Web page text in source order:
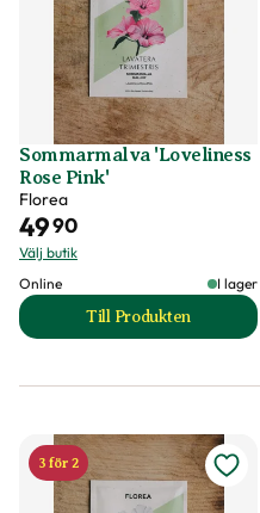
Sommarmalva 'Loveliness
Rose Pink'
Florea
4990
Välj butik
Online
I lager
Till Produkten
till
3 för 2